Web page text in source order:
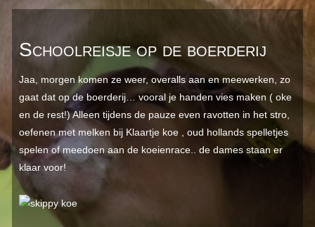
Schoolreisje op de boerderij
Jaa, morgen komen ze weer, overalls aan en meewerken, zo
gaat dat op de boerderij… vooral je handen vies maken ( oke
en de rest!) Alleen tijdens de pauze even ravotten in het stro,
oefenen met melken bij Klaartje koe , oud hollands spelletjes
spelen of meedoen aan de koeienrace.. de dames staan er
klaar voor!